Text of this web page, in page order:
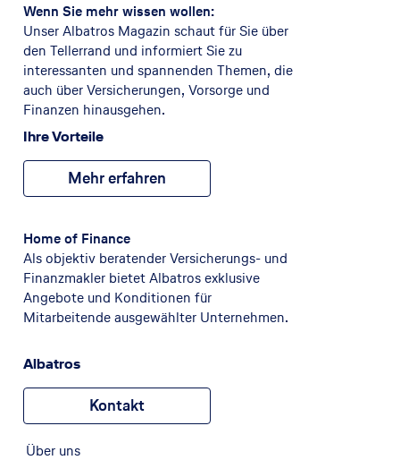
Wenn Sie mehr wissen wollen:
Unser Albatros Magazin schaut für Sie über
den Tellerrand und informiert Sie zu
interessanten und spannenden Themen, die
auch über Versicherungen, Vorsorge und
Finanzen hinausgehen.
Ihre Vorteile
Mehr erfahren
Home of Finance
Als objektiv beratender Versicherungs- und
Finanzmakler bietet Albatros exklusive
Angebote und Konditionen für
Mitarbeitende ausgewählter Unternehmen.
Albatros
Kontakt
Über uns